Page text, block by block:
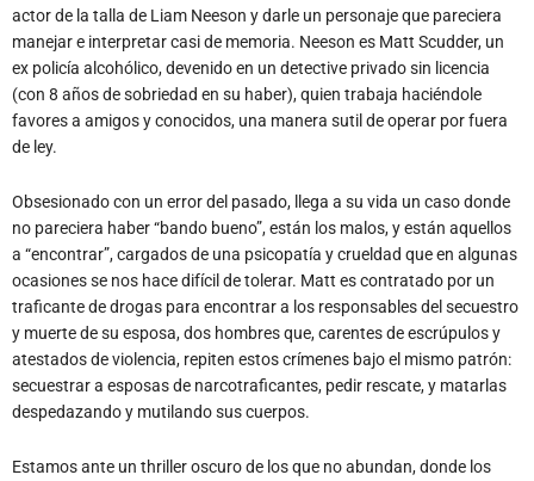
actor de la talla de Liam Neeson y darle un personaje que pareciera
manejar e interpretar casi de memoria. Neeson es Matt Scudder, un
ex policía alcohólico, devenido en un detective privado sin licencia
(con 8 años de sobriedad en su haber), quien trabaja haciéndole
favores a amigos y conocidos, una manera sutil de operar por fuera
de ley.
Obsesionado con un error del pasado, llega a su vida un caso donde
no pareciera haber “bando bueno”, están los malos, y están aquellos
a “encontrar”, cargados de una psicopatía y crueldad que en algunas
ocasiones se nos hace difícil de tolerar. Matt es contratado por un
traficante de drogas para encontrar a los responsables del secuestro
y muerte de su esposa, dos hombres que, carentes de escrúpulos y
atestados de violencia, repiten estos crímenes bajo el mismo patrón:
secuestrar a esposas de narcotraficantes, pedir rescate, y matarlas
despedazando y mutilando sus cuerpos.
Estamos ante un thriller oscuro de los que no abundan, donde los